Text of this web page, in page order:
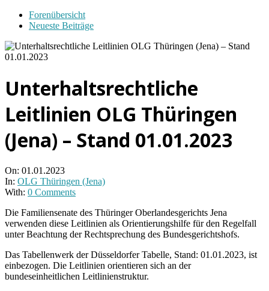
Forenübersicht
Neueste Beiträge
Unterhaltsrechtliche
Leitlinien OLG Thüringen
(Jena) – Stand 01.01.2023
On: 01.01.2023
In: OLG Thüringen (Jena)
With: 0 Comments
Die Familiensenate des Thüringer Oberlandesgerichts Jena
verwenden diese Leitlinien als Orientierungshilfe für den Regelfall
unter Beachtung der Rechtsprechung des Bundesgerichtshofs.
Das Tabellenwerk der Düsseldorfer Tabelle, Stand: 01.01.2023, ist
einbezogen. Die Leitlinien orientieren sich an der
bundeseinheitlichen Leitlinienstruktur.